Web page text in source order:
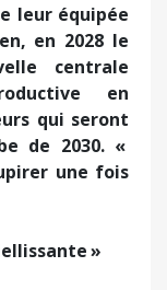
leur équipée
en 2028 le
centrale
en
qui seront
de 2030. «
une fois
»